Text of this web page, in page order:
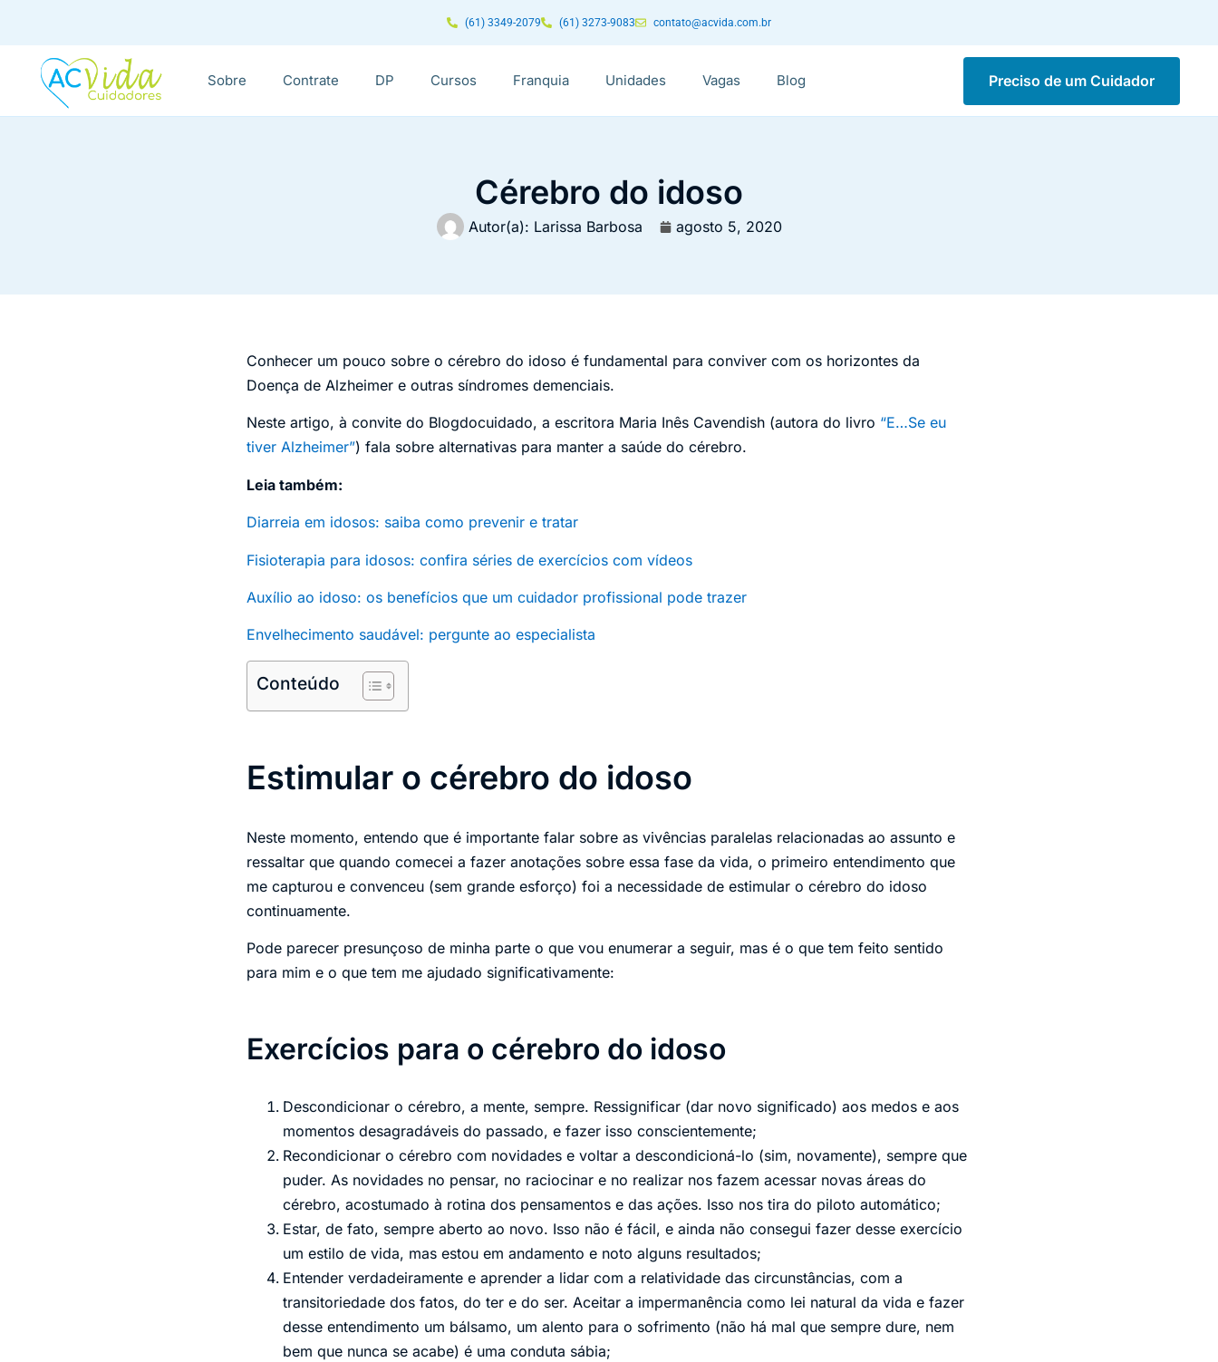
(61) 3349-2079 (61) 3273-9083 contato@acvida.com.br
Sobre Contrate DP Cursos Franquia Unidades Vagas Blog Preciso de um Cuidador
Cérebro do idoso
Autor(a): Larissa Barbosa agosto 5, 2020
Conhecer um pouco sobre o cérebro do idoso é fundamental para conviver com os horizontes da
Doença de Alzheimer e outras síndromes demenciais.
Neste artigo, à convite do Blogdocuidado, a escritora Maria Inês Cavendish (autora do livro “E…Se eu
tiver Alzheimer”) fala sobre alternativas para manter a saúde do cérebro.
Leia também:
Diarreia em idosos: saiba como prevenir e tratar
Fisioterapia para idosos: confira séries de exercícios com vídeos
Auxílio ao idoso: os benefícios que um cuidador profissional pode trazer
Envelhecimento saudável: pergunte ao especialista
Conteúdo
Estimular o cérebro do idoso
Neste momento, entendo que é importante falar sobre as vivências paralelas relacionadas ao assunto e
ressaltar que quando comecei a fazer anotações sobre essa fase da vida, o primeiro entendimento que
me capturou e convenceu (sem grande esforço) foi a necessidade de estimular o cérebro do idoso
continuamente.
Pode parecer presunçoso de minha parte o que vou enumerar a seguir, mas é o que tem feito sentido
para mim e o que tem me ajudado significativamente:
Exercícios para o cérebro do idoso
Descondicionar o cérebro, a mente, sempre. Ressignificar (dar novo significado) aos medos e aos
momentos desagradáveis do passado, e fazer isso conscientemente;
Recondicionar o cérebro com novidades e voltar a descondicioná-lo (sim, novamente), sempre que
puder. As novidades no pensar, no raciocinar e no realizar nos fazem acessar novas áreas do
cérebro, acostumado à rotina dos pensamentos e das ações. Isso nos tira do piloto automático;
Estar, de fato, sempre aberto ao novo. Isso não é fácil, e ainda não consegui fazer desse exercício
um estilo de vida, mas estou em andamento e noto alguns resultados;
Entender verdadeiramente e aprender a lidar com a relatividade das circunstâncias, com a
transitoriedade dos fatos, do ter e do ser. Aceitar a impermanência como lei natural da vida e fazer
desse entendimento um bálsamo, um alento para o sofrimento (não há mal que sempre dure, nem
bem que nunca se acabe) é uma conduta sábia;